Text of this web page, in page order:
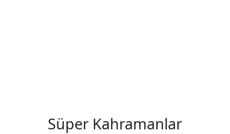
Süper Kahramanlar